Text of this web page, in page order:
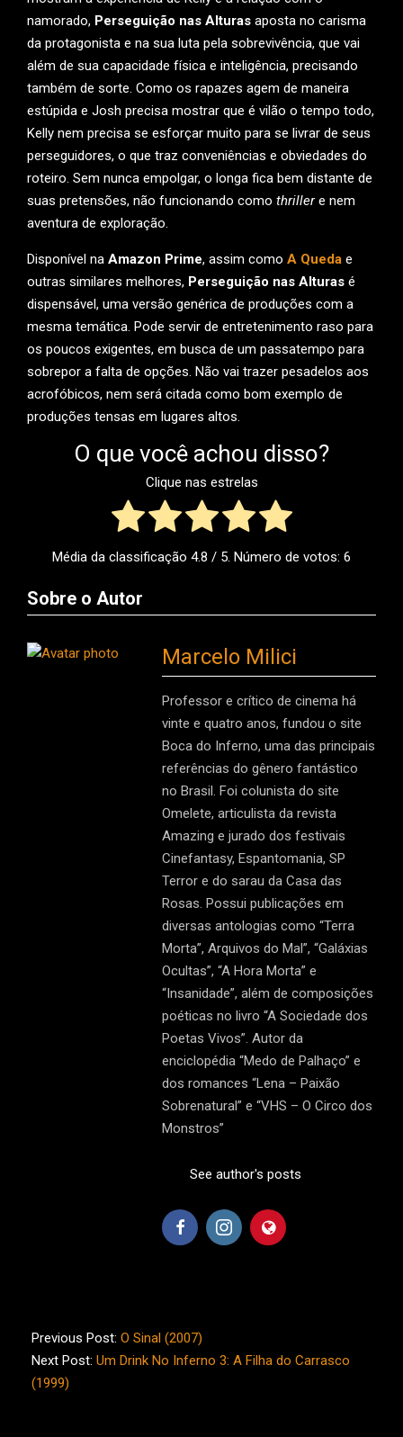
namorado, Perseguição nas Alturas aposta no carisma
da protagonista e na sua luta pela sobrevivência, que vai
além de sua capacidade física e inteligência, precisando
também de sorte. Como os rapazes agem de maneira
estúpida e Josh precisa mostrar que é vilão o tempo todo,
Kelly nem precisa se esforçar muito para se livrar de seus
perseguidores, o que traz conveniências e obviedades do
roteiro. Sem nunca empolgar, o longa fica bem distante de
suas pretensões, não funcionando como thrillere nem
aventura de exploração.
Disponível na Amazon Prime, assim como A Queda e
outras similares melhores, Perseguição nas Alturas é
dispensável, uma versão genérica de produções com a
mesma temática. Pode servir de entretenimento raso para
os poucos exigentes, em busca de um passatempo para
sobrepor a falta de opções. Não vai trazer pesadelos aos
acrofóbicos, nem será citada como bom exemplo de
produções tensas em lugares altos.
O que você achou disso?
Clique nas estrelas
Média da classificação 4.8 / 5. Número de votos: 6
Sobre o Autor
Marcelo Milici
Professor e crítico de cinema há
vinte e quatro anos, fundou o site
Boca do Inferno, uma das principais
referências do gênero fantástico
no Brasil. Foi colunista do site
Omelete, articulista da revista
Amazing e jurado dos festivais
Cinefantasy, Espantomania, SP
Terror e do sarau da Casa das
Rosas. Possui publicações em
diversas antologias como “Terra
Morta”, Arquivos do Mal”, “Galáxias
Ocultas”, “A Hora Morta” e
“Insanidade”, além de composições
poéticas no livro “A Sociedade dos
Poetas Vivos”. Autor da
enciclopédia “Medo de Palhaço” e
dos romances “Lena – Paixão
Sobrenatural” e “VHS – O Circo dos
Monstros”
See author's posts
05-
20
Previous Post: O Sinal (2007)
Next Post: Um Drink No Inferno 3: A Filha do Carrasco
(1999)